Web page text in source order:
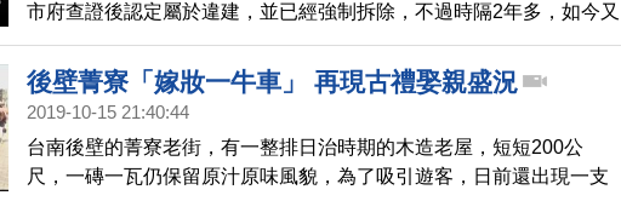
市府查證後認定屬於違建，並已經強制拆除，不過時隔2年多，如今又
死灰復燃。台南工務局今天再度執行強制拆除。台南市長黃偉哲也在
臉書貼文及相片指出，台南市政府拆除新營「共產黨違建廟」；「國
家的尊嚴，不容侵犯」、「執行公權力，不容挑戰」。
後壁菁寮「嫁妝一牛車」 再現古禮娶親盛況
2019-10-15 21:40:44
台南後壁的菁寮老街，有一整排日治時期的木造老屋，短短200公
尺，一磚一瓦仍保留原汁原味風貌，為了吸引遊客，日前還出現一支